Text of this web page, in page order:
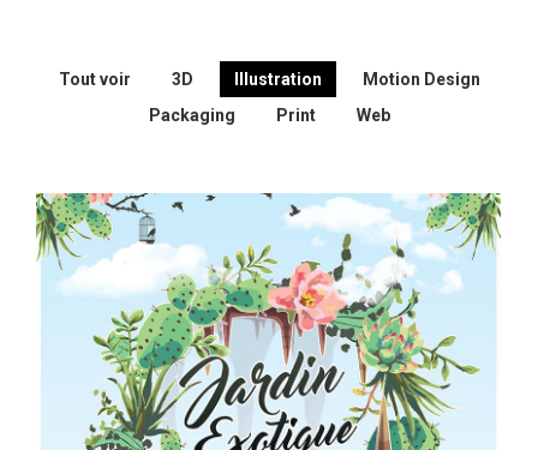
Tout voir 3D Illustration
Motion Design
Packaging
Print Web